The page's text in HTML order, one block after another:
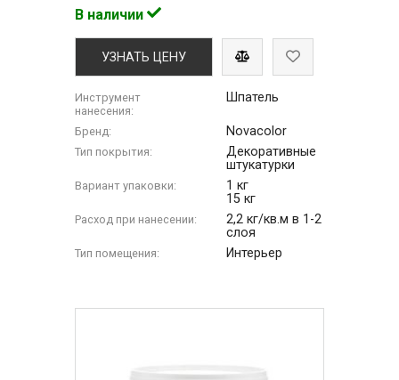
В наличии
УЗНАТЬ ЦЕНУ
Инструмент
нанесения:
Шпатель
Бренд: Novacolor
Тип покрытия:
Декоративные
штукатурки
Вариант упаковки:
1 кг
15 кг
Расход при нанесении:
2,2 кг/кв.м в 1-2
слоя
Тип помещения: Интерьер